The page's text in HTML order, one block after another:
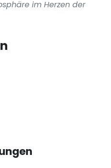
im Herzen der